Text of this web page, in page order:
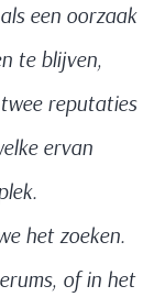
een oorzaak
te blijven,
reputaties
ervan
het zoeken.
of in het